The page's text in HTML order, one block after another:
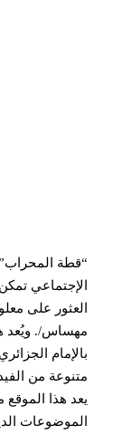
“قطة المحراب”
العثور على
مهساس/. ويُعد
بالإمام
متنوعة من
يعد هذا
الموضوعات